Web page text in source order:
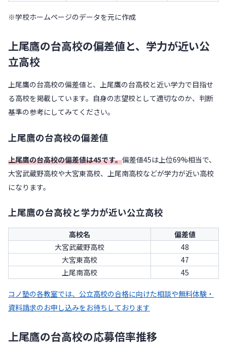
※学校ホームページのデータを元に作成
上尾鷹の台高校の偏差値と、学力が近い公
立高校
上尾鷹の台高校の偏差値と、上尾鷹の台高校と近い学力で目指せ
る高校を掲載しています。自身の志望校として適切なのか、判断
基準の参考にしてみてください。
上尾鷹の台高校の偏差値
上尾鷹の台高校の偏差値は45です。偏差値45は上位69%相当で、
大宮武蔵野高校や大宮東高校、上尾南高校などが学力が近い高校
になります。
上尾鷹の台高校と学力が近い公立高校
高校名
偏差値
大宮武蔵野高校
48
大宮東高校
47
上尾南高校
45
コノ塾の各教室では、公立高校の合格に向けた相談や無料体験・
資料請求のお申し込みをお待ちしております
上尾鷹の台高校の応募倍率推移